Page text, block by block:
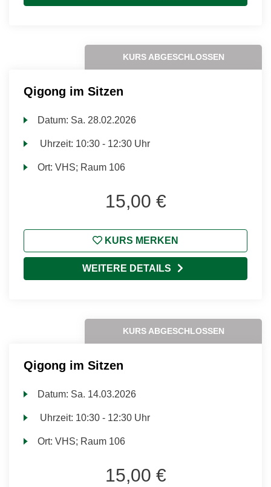
KURS ABGESCHLOSSEN
Qigong im Sitzen
Datum: Sa. 28.02.2026
Uhrzeit: 10:30 - 12:30 Uhr
Ort:VHS; Raum 106
15,00 €
KURS MERKEN
WEITERE DETAILS
KURS ABGESCHLOSSEN
Qigong im Sitzen
Datum: Sa. 14.03.2026
Uhrzeit: 10:30 - 12:30 Uhr
Ort:VHS; Raum 106
15,00 €